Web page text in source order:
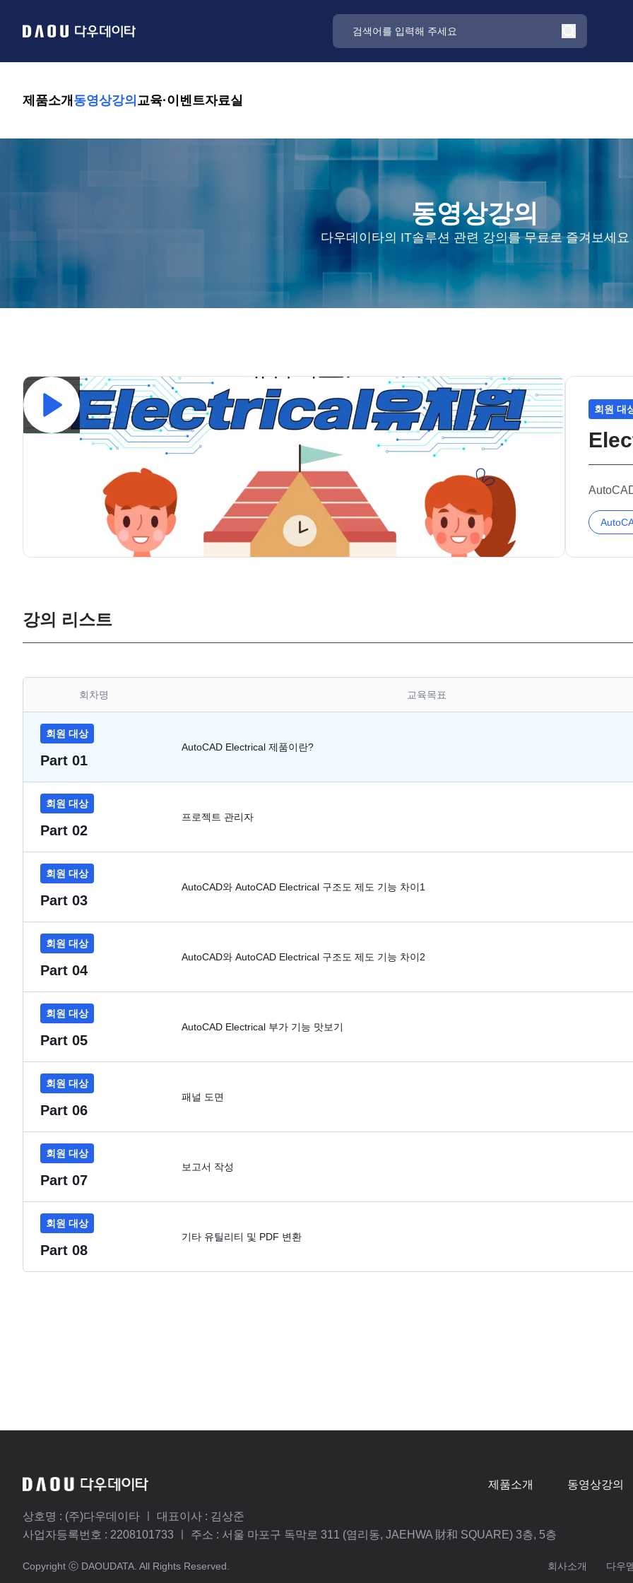
제품소개 동영상강의 교육·이벤트자료실
동영상강의
다우데이타의 IT솔루션 관련 강의를 무료로 즐겨보세요
회원 대
강의 리스트
회차명 교육목표
회원 대상
Part 01
AutoCAD Electrical 제품이란?
회원 대상
Part 02
프로젝트 관리자
회원 대상
Part 03
AutoCAD와 AutoCAD Electrical 구조도 제도 기능 차이1
회원 대상
Part 04
AutoCAD와 AutoCAD Electrical 구조도 제도 기능 차이2
회원 대상
Part 05
AutoCAD Electrical 부가 기능 맛보기
회원 대상
Part 06
패널 도면
회원 대상
Part 07
보고서 작성
회원 대상
Part 08
기타 유틸리티 및 PDF 변환
제품소개 동영상강의
상호명 : (주)다우데이타 ㅣ 대표이사 : 김상준
사업자등록번호 : 2208101733 ㅣ 주소 : 서울 마포구 독막로 311 (염리동, JAEHWA 財和 SQUARE) 3층, 5층
Copyright ⓒ DAOUDATA. All Rights Reserved. 회사소개 다우